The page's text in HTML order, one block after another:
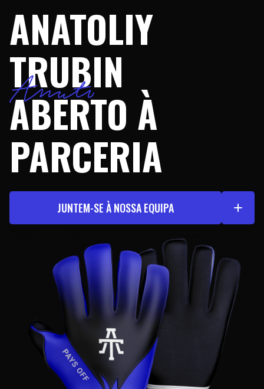
ANATOLIY
TRUBIN
ABERTO À
PARCERIA
JUNTEM-SE À NOSSA EQUIPA